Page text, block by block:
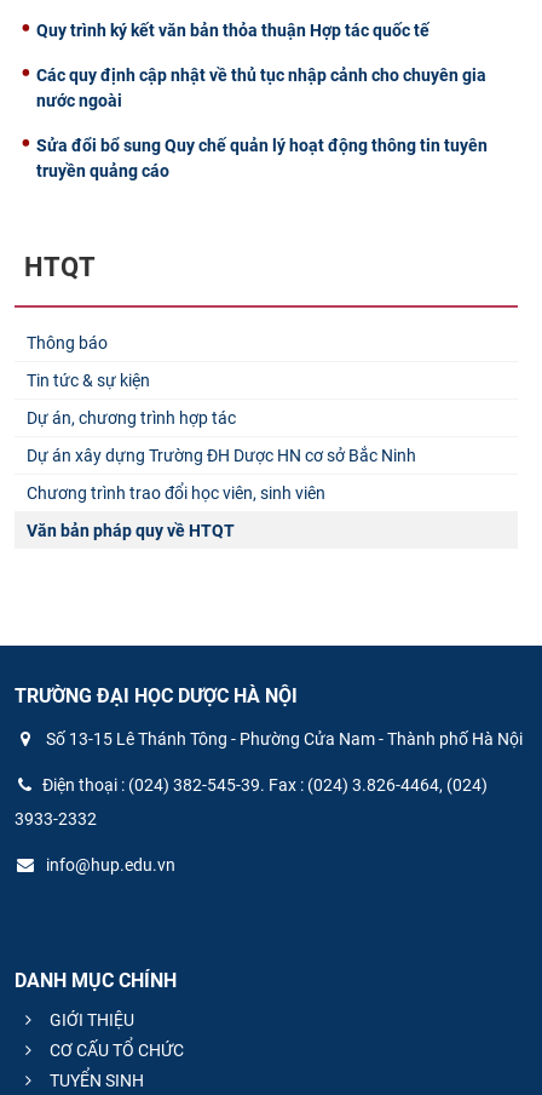
Quy trình ký kết văn bản thỏa thuận Hợp tác quốc tế
Các quy định cập nhật về thủ tục nhập cảnh cho chuyên gia
nước ngoài
Sửa đổi bổ sung Quy chế quản lý hoạt động thông tin tuyên
truyền quảng cáo
HTQT
Thông báo
Tin tức & sự kiện
Dự án, chương trình hợp tác
Dự án xây dựng Trường ĐH Dược HN cơ sở Bắc Ninh
Chương trình trao đổi học viên, sinh viên
Văn bản pháp quy về HTQT
TRƯỜNG ĐẠI HỌC DƯỢC HÀ NỘI
Số 13-15 Lê Thánh Tông - Phường Cửa Nam - Thành phố Hà Nội
Điện thoại : (024) 382-545-39. Fax : (024) 3.826-4464, (024)
3933-2332
info@hup.edu.vn
DANH MỤC CHÍNH
GIỚI THIỆU
CƠ CẤU TỔ CHỨC
TUYỂN SINH